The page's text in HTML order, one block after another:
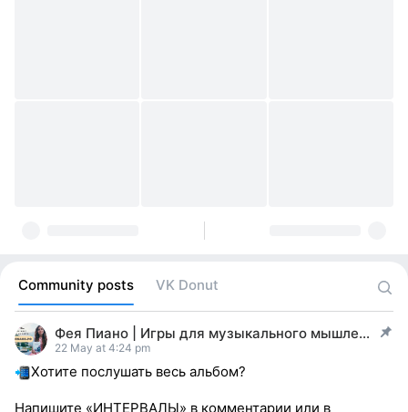
Community posts VK Donut
Фея Пиано | Игры для музыкального мышления
post pinned
22 May at 4:24 pm
Хотите послушать весь альбом?
Напишите «ИНТЕРВАЛЫ» в комментарии или в